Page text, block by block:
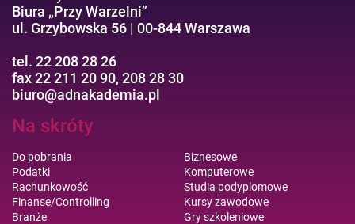
Biura „Przy Warzelni”
ul. Grzybowska 56 | 00-844 Warszawa
tel. 22 208 28 26
fax 22 211 20 90, 208 28 30
biuro@adnakademia.pl
Na skróty
Do pobrania
Podatki
Rachunkowość
Finanse/Controlling
Branże
Biznesowe
Komputerowe
Studia podyplomowe
Kursy zawodowe
Gry szkoleniowe